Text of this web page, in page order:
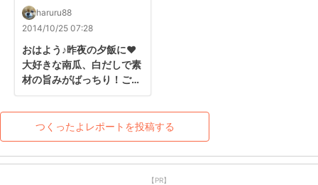
haruru88
2014/10/25 07:28
おはよう♪昨夜の夕飯に❤
大好きな南瓜、白だしで素
材の旨みがばっちり！ごち
つくったよレポートを投稿する
【PR】